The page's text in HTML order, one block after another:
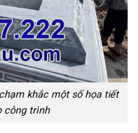
khắc một số họa tiết
công trình